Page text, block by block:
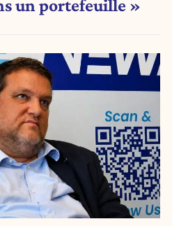
un portefeuille »